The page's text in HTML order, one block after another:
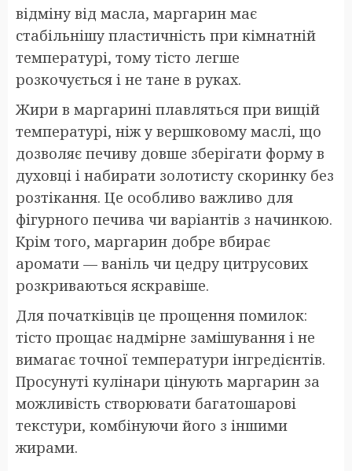
відміну від масла, маргарин має
стабільнішу пластичність при кімнатній
температурі, тому тісто легше
розкочується і не тане в руках.
Жири в маргарині плавляться при вищій
температурі, ніж у вершковому маслі, що
дозволяє печиву довше зберігати форму в
духовці і набирати золотисту скоринку без
розтікання. Це особливо важливо для
фігурного печива чи варіантів з начинкою.
Крім того, маргарин добре вбирає
аромати — ваніль чи цедру цитрусових
розкриваються яскравіше.
Для початківців це прощення помилок:
тісто прощає надмірне замішування і не
вимагає точної температури інгредієнтів.
Просунуті кулінари цінують маргарин за
можливість створювати багатошарові
текстури, комбінуючи його з іншими
жирами.